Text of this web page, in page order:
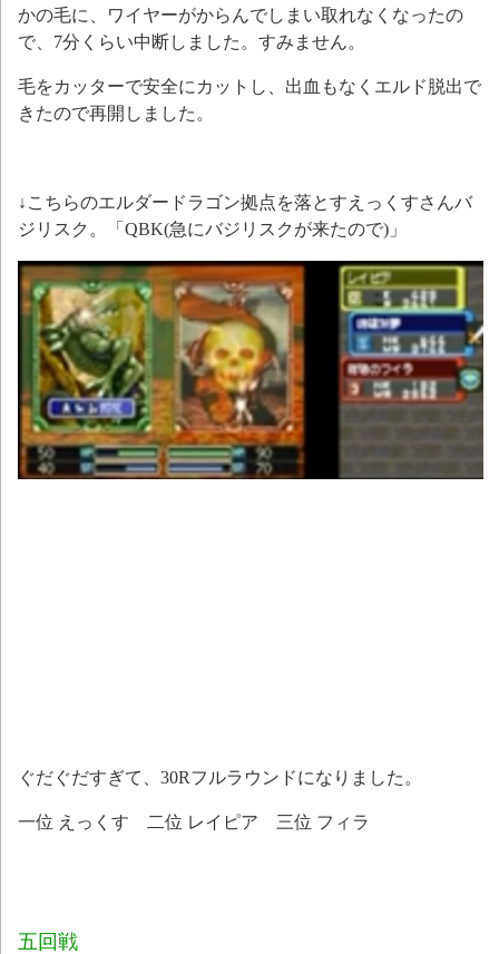
かの毛に、ワイヤーがからんでしまい取れなくなったの
で、7分くらい中断しました。すみません。
毛をカッターで安全にカットし、出血もなくエルド脱出で
きたので再開しました。
↓こちらのエルダードラゴン拠点を落とすえっくすさんバ
ジリスク。「QBK(急にバジリスクが来たので)」
ぐだぐだすぎて、30Rフルラウンドになりました。
一位 えっくす 二位 レイピア 三位 フィラ
五回戦